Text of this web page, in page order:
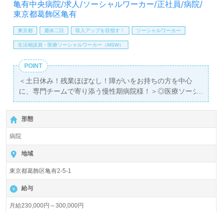
方も遠慮なく＊
LINE、メール、お電話などご希望に応じてお問い合わせ/ご
相談可能です。転職相談、求人紹介、年収交渉など完全無
料サービスをご利用いただけます。＜非公開求人も取扱い
せお待ちしております。
亀有中央病院/求人/ソーシャルワーカー/正社員/病院/
東京都葛飾区亀有
東京都 週休二日 収入アップを目指す！ ソーシャルワーカー
生活相談員・医療ソーシャルワーカー（MSW）
POINT
＜土日休み！残業ほぼなし！障がいをお持ちの方を中心
に、専門チームで寄り添う慢性期病院様！＞◎医療ソーシ
ャルワーカー（MSW）/正社員募集◎【月給230,000円～
300,000円】＊介護福祉士、社会福祉士有資格者向け求人
＊『亀有駅』徒歩15分。
総病床数68床『亀有中央病院』医療法人社団湘南会（本
部：東京都葛飾区）様の運営です。東京都を中心に障害を
お持ちの方を専門とする慢性期病院を展開されています。
◎『患者様が安心して治療を受けられ、ご家族様が安心し
て任せられる環境』を実現される病院様！◎
医療ソーシャルワーカー（MSW）や施設等での相談員経験
形態
病院
地域
東京都葛飾区亀有2-5-1
給与
月給230,000円～300,000円